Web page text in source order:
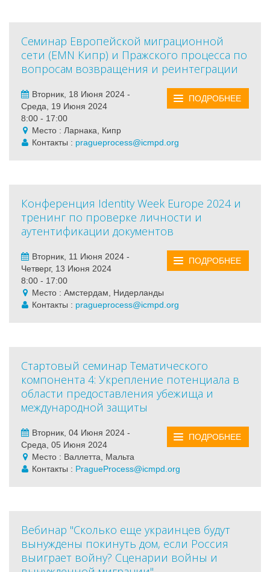
Семинар Европейской миграционной
сети (EMN Кипр) и Пражского процесса по
вопросам возвращения и реинтеграции
ПОДРОБНЕЕ
Вторник, 18 Июня 2024 -
Среда, 19 Июня 2024
8:00 - 17:00
Место : Ларнака, Кипр
Контакты : pragueprocess@icmpd.org
Конференция Identity Week Europe 2024 и
тренинг по проверке личности и
аутентификации документов
ПОДРОБНЕЕ
Вторник, 11 Июня 2024 -
Четверг, 13 Июня 2024
8:00 - 17:00
Место : Амстердам, Нидерланды
Контакты : pragueprocess@icmpd.org
Стартовый семинар Тематического
компонента 4: Укрепление потенциала в
области предоставления убежища и
международной защиты
ПОДРОБНЕЕ
Вторник, 04 Июня 2024 -
Среда, 05 Июня 2024
Место : Валлетта, Мальта
Контакты : PragueProcess@icmpd.org
Вебинар "Сколько еще украинцев будут
вынуждены покинуть дом, если Россия
выиграет войну? Сценарии войны и